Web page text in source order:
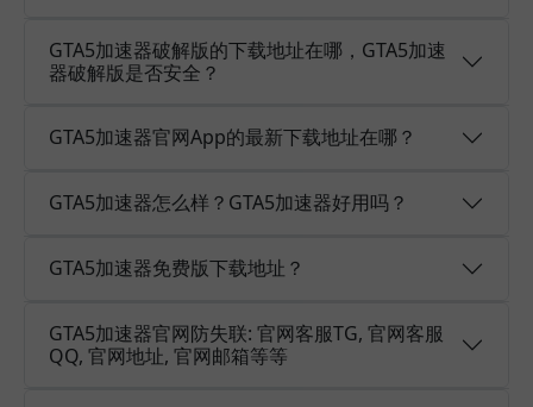
GTA5加速器破解版的下载地址在哪，GTA5加速
器破解版是否安全？
GTA5加速器官网App的最新下载地址在哪？
GTA5加速器怎么样？GTA5加速器好用吗？
GTA5加速器免费版下载地址？
GTA5加速器官网防失联: 官网客服TG, 官网客服
QQ, 官网地址, 官网邮箱等等